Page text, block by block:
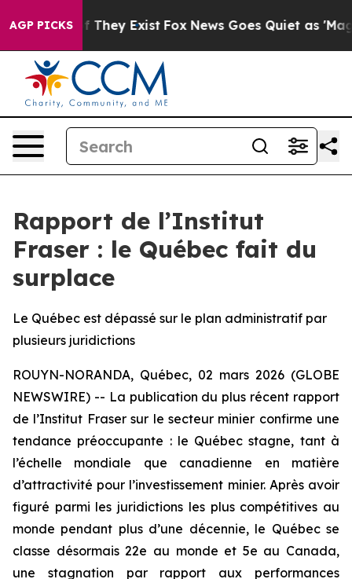
AGP PICKS
no Proof They Exist Fox News Goes Quiet as 'Maga
Rapport de l’Institut
Fraser : le Québec fait du
surplace
Le Québec est dépassé sur le plan administratif par
plusieurs juridictions
ROUYN-NORANDA, Québec, 02 mars 2026 (GLOBE
NEWSWIRE) -- La publication du plus récent rapport
de l’Institut Fraser sur le secteur minier confirme une
tendance préoccupante : le Québec stagne, tant à
l’échelle mondiale que canadienne en matière
d’attractivité pour l’investissement minier. Après avoir
figuré parmi les juridictions les plus compétitives au
monde pendant plus d’une décennie, le Québec se
classe désormais 22e au monde et 5e au Canada,
une stagnation par rapport aux performances